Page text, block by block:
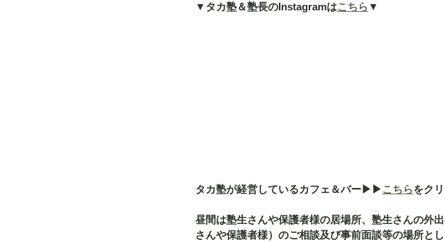
▼タカ塾＆塾長のInstagramはこちら ▼
タカ塾が経営しているカフェ＆バー▶︎▶︎こちらをク
昼間は塾生さんや保護者様の居場所、塾生さんの外
さんや保護者様）のご相談及び事前面談等の場所と